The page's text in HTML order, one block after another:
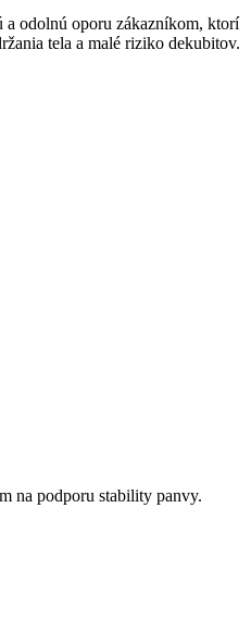
a odolnú oporu zákazníkom, ktorí
tela a malé riziko dekubitov.
na podporu stability panvy.